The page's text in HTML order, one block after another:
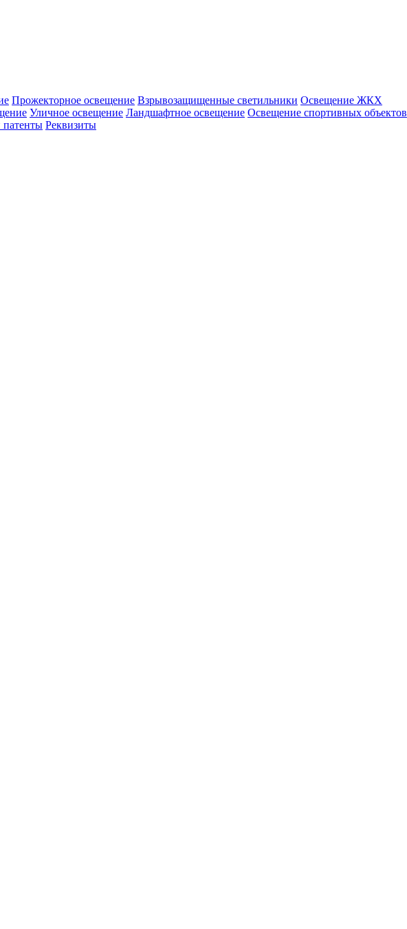
Прожекторное освещение Взрывозащищенные светильники Освещение ЖКХ
Уличное освещение Ландшафтное освещение Освещение спортивных объектов
Реквизиты